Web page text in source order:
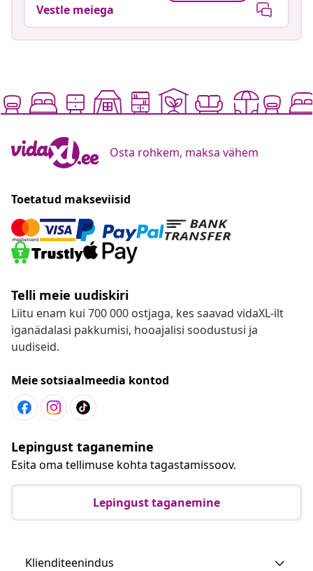
Vestle meiega
Osta rohkem, maksa vähem
Toetatud makseviisid
Telli meie uudiskiri
Liitu enam kui 700 000 ostjaga, kes saavad vidaXL-ilt
iganädalasi pakkumisi, hooajalisi soodustusi ja
uudiseid.
Meie sotsiaalmeedia kontod
Lepingust taganemine
Esita oma tellimuse kohta tagastamissoov.
Lepingust taganemine
Klienditeenindus